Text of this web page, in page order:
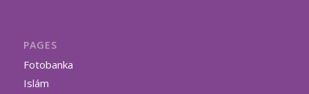
PAGES
Fotobanka
Islám